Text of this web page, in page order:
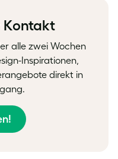
Kontakt
alle zwei Wochen
Inspirationen,
direkt in